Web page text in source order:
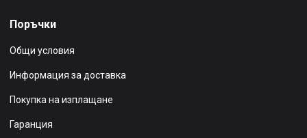
Поръчки
Общи условия
Информация за доставка
Покупка на изплащане
Гаранция